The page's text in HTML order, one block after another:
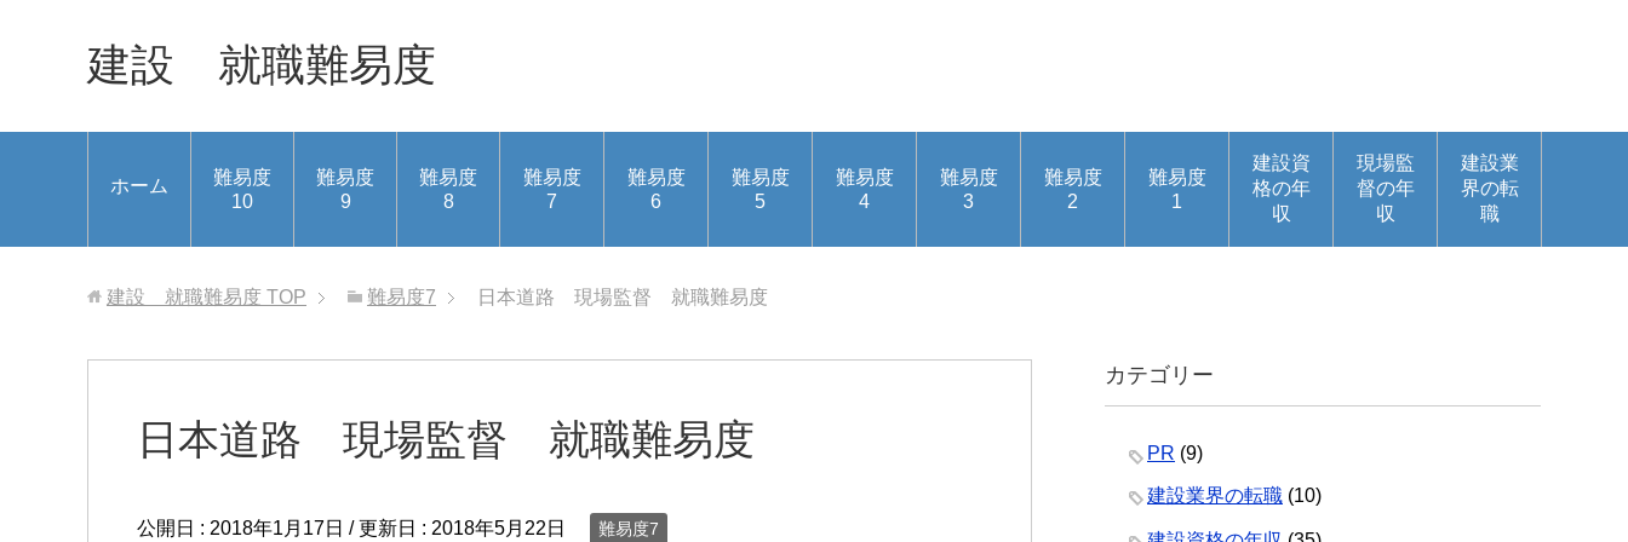
建設 就職難易度
ホーム
難易度
10
難易度
9
難易度
8
難易度
7
難易度
6
難易度
5
難易度
4
難易度
3
難易度
2
難易度
1
建設資
格の年
収
現場監
督の年
収
建設業
界の転
職
建設 就職難易度 TOP 難易度7 日本道路 現場監督 就職難易度
日本道路 現場監督 就職難易度
公開日 : 2018年1月17日 / 更新日 : 2018年5月22日 難易度7
カテゴリー
PR (9)
建設業界の転職 (10)